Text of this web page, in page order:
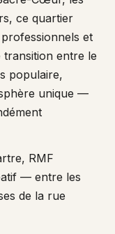
ce quartier
et
transition entre le
populaire,
unique —
RMF
— entre les
de la rue